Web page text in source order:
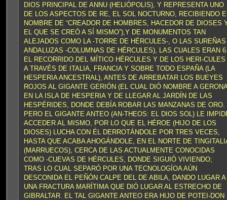
DIOS PRINCIPAL DE ANNU (HELIÓPOLIS), Y REPRESENTA UNO
DE LOS ASPECTOS DE RE, EL SOL NOCTURNO, RECIBIENDO
NOMBRE DE “CREADOR DE HOMBRES, HACEDOR DE DIOSES
EL QUE SE CREÓ A SÍ MISMO”),Y DE MONUMENTOS TAN
ALEJADOS COMO LA -TORRE DE HÉRCULES-, O LAS SUREÑAS
ANDALUZAS -COLUMNAS DE HÉRCULES), LAS CUALES ERAN
EL RECORRIDO DEL MÍTICO HÉRCULES Y DE LOS HERI-CULES
A TRAVÉS DE ITALIA, FRANCIA Y SOBRE TODO ESPAÑA (LA
HESPERIA ANCESTRAL), ANTES DE ARREBATAR LOS BUEYES
ROJOS AL GIGANTE GERIÓN (EL CUAL DIÓ NOMBRE A
EN LA ISLA DE HESPERIA Y DE LLEGAR AL JARDÍN DE LAS
HESPÉRIDES, DONDE DEBÍA ROBAR LAS MANZANAS DE ORO.
PERO EL GIGANTE ANTEO (AN-THEOS: EL DIOS SOL) LE
ACCEDER AL MISMO, POR LO QUE EL HÉROE (HIJO DE LOS
DIOSES) LUCHA CON ÉL DERROTÁNDOLE POR TRES VECES,
HASTA QUE ACABA AHOGÁNDOLE, EN EL NORTE DE
(MARRUECOS), CERCA DE LAS ACTUALMENTE CONOCIDAS
COMO -CUEVAS DE HÉRCULES, DONDE SIGUIÓ VIVIENDO;
TRAS LO CUAL SEPARÓ POR UNA TECNOLOGÍOA AÚN
DESCONIDA EL PEÑÓN CALPE DEL DE ABILA, DANDO LUGAR A
UNA FRACTURA MARÍTIMA QUE DIÓ LUGAR AL ESTRECHO DE
GIBRALTAR. EL TAL GIGANTE ANTEO ERA HIJO DE POTEI-DON